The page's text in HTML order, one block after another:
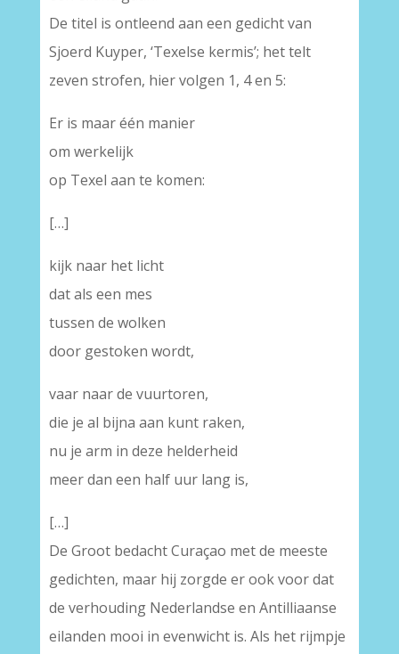
De titel is ontleend aan een gedicht van
Sjoerd Kuyper, ‘Texelse kermis’; het telt
zeven strofen, hier volgen 1, 4 en 5:
Er is maar één manier
om werkelijk
op Texel aan te komen:
[…]
kijk naar het licht
dat als een mes
tussen de wolken
door gestoken wordt,
vaar naar de vuurtoren,
die je al bijna aan kunt raken,
nu je arm in deze helderheid
meer dan een half uur lang is,
[…]
De Groot bedacht Curaçao met de meeste
gedichten, maar hij zorgde er ook voor dat
de verhouding Nederlandse en Antilliaanse
eilanden mooi in evenwicht is. Als het rijmpje